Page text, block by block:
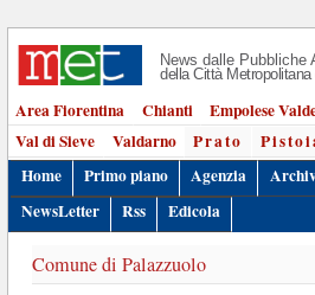
News dalle Pubbliche
della Città Metropolitana
Area Fiorentina Chianti Empolese
Val di Sieve
Valdarno Prato
Home
Primo piano Agenzia
NewsLetter
Rss Edicola
Comune di Palazzuolo